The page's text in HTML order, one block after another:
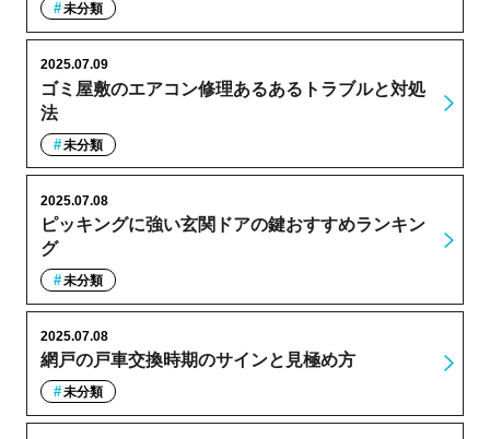
未分類
ゴミ屋敷のエアコン修理あるあるトラブルと対処
法
2025.07.09
未分類
ピッキングに強い玄関ドアの鍵おすすめランキン
グ
2025.07.08
未分類
網戸の戸車交換時期のサインと見極め方
2025.07.08
未分類